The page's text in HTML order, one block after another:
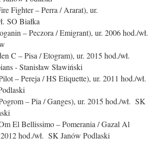
Fighter – Perra / Ararat), ur.
SO Białka
– Peczora / Emigrant), ur. 2006 hod./wł.
C – Pisa / Etogram), ur. 2015 hod./wł.
- Stanisław Sławiński
– Pereja / HS Etiquette), ur. 2011 hod./wł.
– Pia / Ganges), ur. 2015 hod./wł. SK
El Bellissimo – Pomerania / Gazal Al
hod./wł. SK Janów Podlaski